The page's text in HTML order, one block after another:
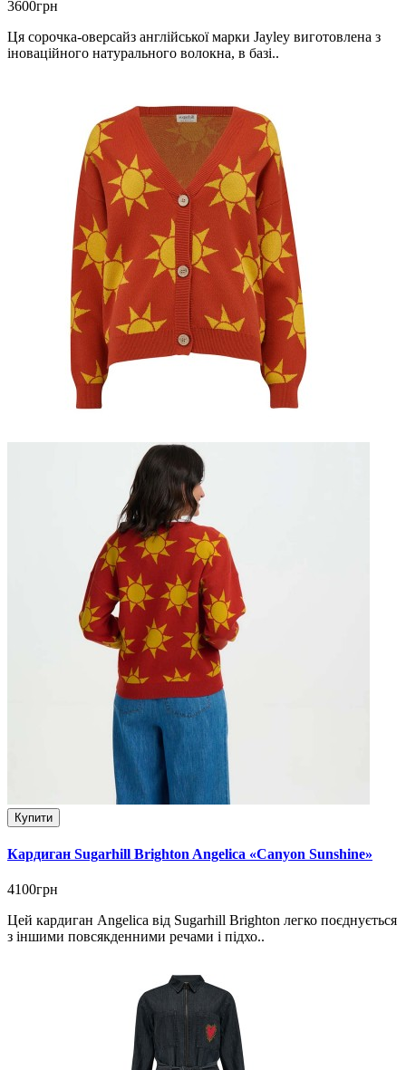
3600грн
Ця сорочка-оверсайз англійської марки Jayley виготовлена з
іноваційного натурального волокна, в базі..
Купити
Кардиган Sugarhill Brighton Angelica «Canyon Sunshine»
4100грн
Цей кардиган Angelica від Sugarhill Brighton легко поєднується
з іншими повсякденними речами і підхо..